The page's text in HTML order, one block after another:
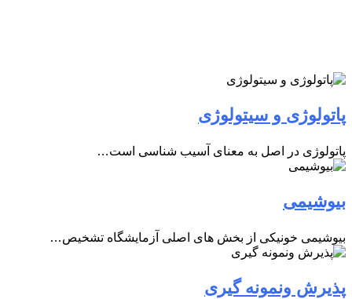
پاتولوژی و سیتولوژی
پاتولوژی در اصل به معنای آسیب شناسی است…
بیوشیمی
بیوشیمی خونیکی از بخش های اصلی آزمایشگاه تشخیص…
پذیرش ونمونه گیری